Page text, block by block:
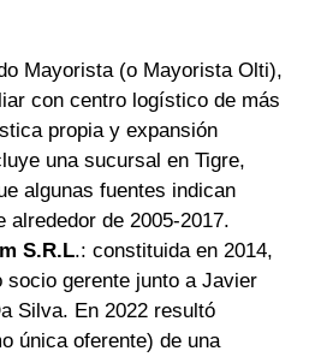
Mayorista (o Mayorista Olti),
con centro logístico de más
propia y expansión
una sucursal en Tigre,
algunas fuentes indican
alrededor de 2005-2017.
S.R.L.: constituida en 2014,
socio gerente junto a Javier
Silva. En 2022 resultó
única oferente) de una